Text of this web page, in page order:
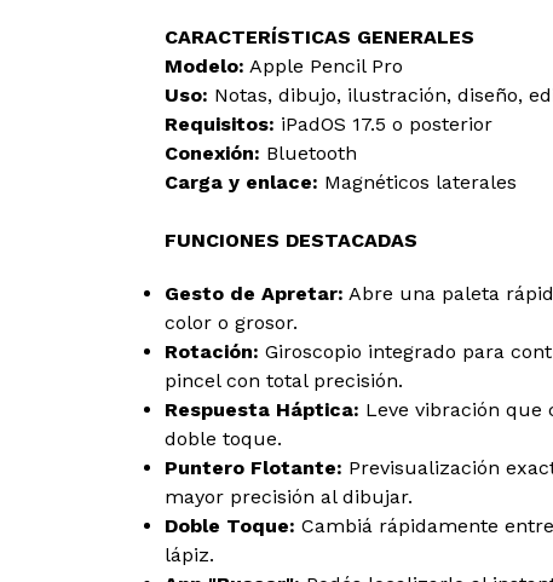
CARACTERÍSTICAS GENERALES
Modelo: Apple Pencil Pro
Uso: Notas, dibujo, ilustración, diseño,
Requisitos: iPadOS 17.5 o posterior
Conexión: Bluetooth
Carga y enlace: Magnéticos laterales
FUNCIONES DESTACADAS
Gesto de Apretar: Abre una paleta
color o grosor.
Rotación: Giroscopio integrado para
pincel con total precisión.
Respuesta Háptica: Leve vibración que
doble toque.
Puntero Flotante: Previsualización
mayor precisión al dibujar.
Doble Toque: Cambiá rápidamente
lápiz.